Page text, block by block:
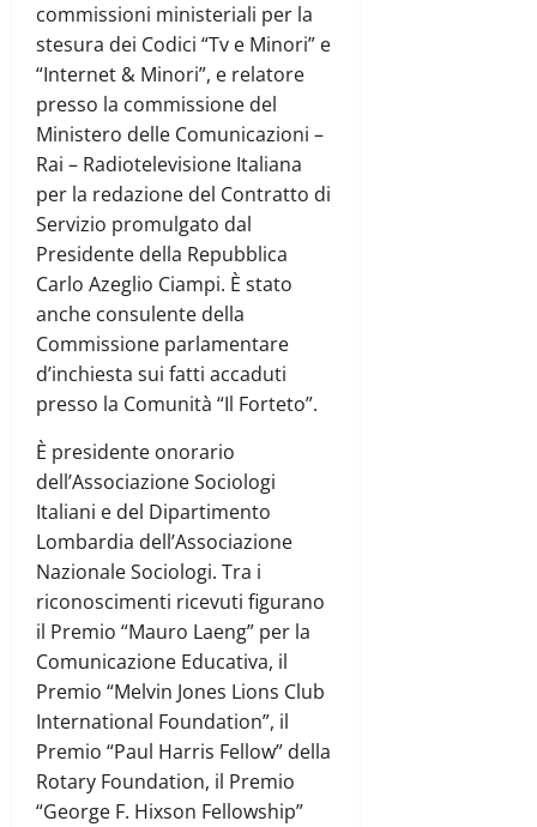
commissioni ministeriali per la
stesura dei Codici “Tv e Minori” e
“Internet & Minori”, e relatore
presso la commissione del
Ministero delle Comunicazioni –
Rai – Radiotelevisione Italiana
per la redazione del Contratto di
Servizio promulgato dal
Presidente della Repubblica
Carlo Azeglio Ciampi. È stato
anche consulente della
Commissione parlamentare
d’inchiesta sui fatti accaduti
presso la Comunità “Il Forteto”.
È presidente onorario
dell’Associazione Sociologi
Italiani e del Dipartimento
Lombardia dell’Associazione
Nazionale Sociologi. Tra i
riconoscimenti ricevuti figurano
il Premio “Mauro Laeng” per la
Comunicazione Educativa, il
Premio “Melvin Jones Lions Club
International Foundation”, il
Premio “Paul Harris Fellow” della
Rotary Foundation, il Premio
“George F. Hixson Fellowship”